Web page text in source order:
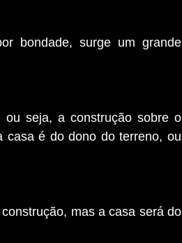
bondade, surge um grande
seja, a construção sobre o
casa é do dono do terreno, ou
mas a casa será do